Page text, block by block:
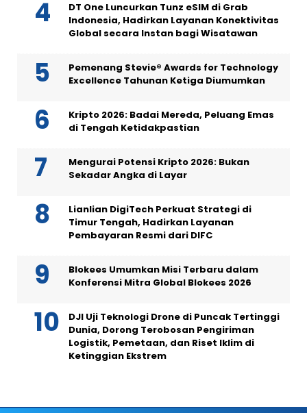
DT One Luncurkan Tunz eSIM di Grab
Indonesia, Hadirkan Layanan Konektivitas
Global secara Instan bagi Wisatawan
Pemenang Stevie® Awards for Technology
Excellence Tahunan Ketiga Diumumkan
Kripto 2026: Badai Mereda, Peluang Emas
di Tengah Ketidakpastian
Mengurai Potensi Kripto 2026: Bukan
Sekadar Angka di Layar
Lianlian DigiTech Perkuat Strategi di
Timur Tengah, Hadirkan Layanan
Pembayaran Resmi dari DIFC
Blokees Umumkan Misi Terbaru dalam
Konferensi Mitra Global Blokees 2026
DJI Uji Teknologi Drone di Puncak Tertinggi
Dunia, Dorong Terobosan Pengiriman
Logistik, Pemetaan, dan Riset Iklim di
Ketinggian Ekstrem